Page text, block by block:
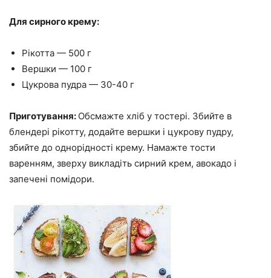
Для сирного крему:
Рікотта — 500 г
Вершки — 100 г
Цукрова пудра — 30-40 г
Приготування: Обсмажте хліб у тостері. Збийте в
блендері рікотту, додайте вершки і цукрову пудру,
збийте до однорідності крему. Намажте тости
варенням, зверху викладіть сирний крем, авокадо і
запечені помідори.